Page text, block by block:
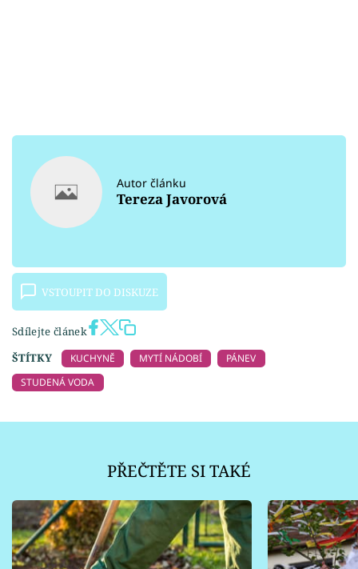
Autor článku
Tereza Javorová
VSTOUPIT DO DISKUZE
Sdílejte článek
ŠTÍTKY
KUCHYNĚ MYTÍ NÁDOBÍ
PÁNEV
STUDENÁ VODA
PŘEČTĚTE SI TAKÉ